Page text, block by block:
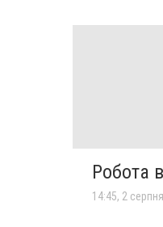
Робота
14:45, 2 серпня